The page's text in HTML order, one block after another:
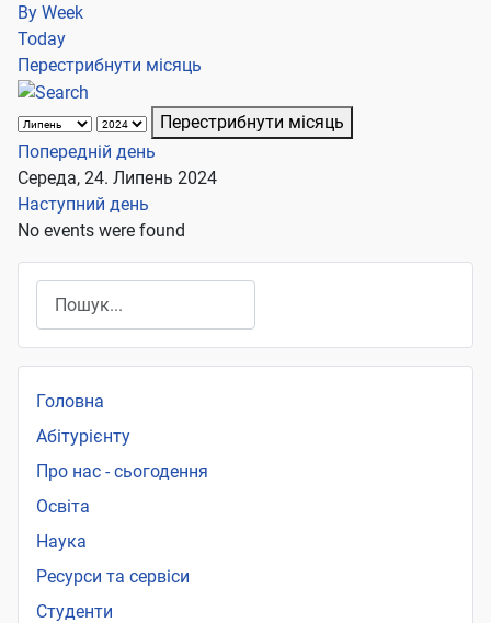
By Week
Today
Перестрибнути місяць
Перестрибнути місяць
Попередній день
Середа, 24. Липень 2024
Наступний день
No events were found
Головна
Абітурієнту
Про нас - сьогодення
Освіта
Наука
Ресурси та сервіси
Студенти